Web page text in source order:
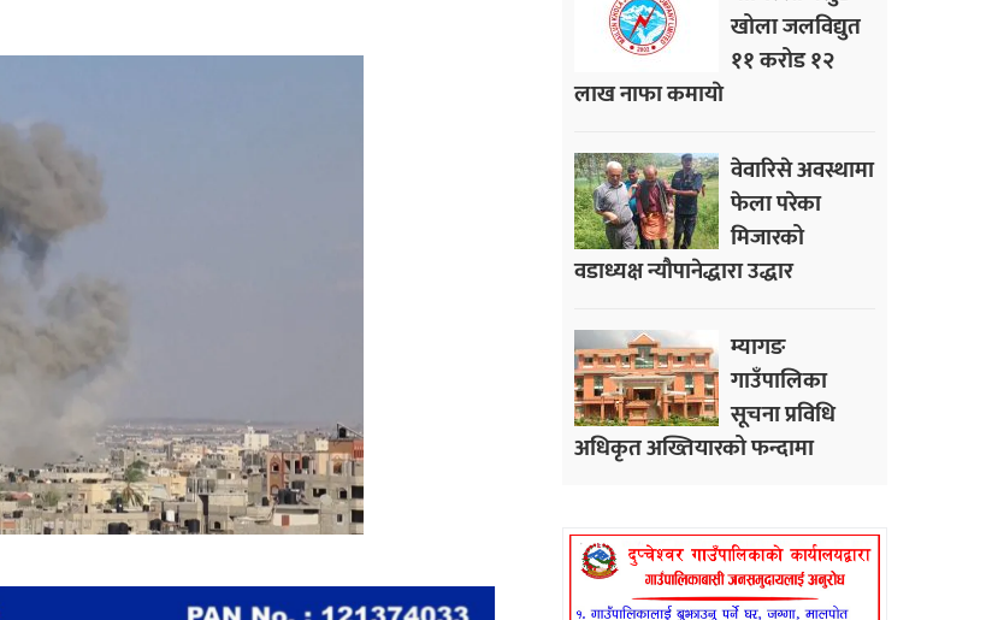
खोला जलविद्युत
११ करोड १२
लाख नाफा कमायाे
वेवारिसे अवस्थामा
फेला परेका
मिजारको
वडाध्यक्ष न्यौपानेद्धारा उद्धार
म्यागङ
गाउँपालिका
सूचना प्रविधि
अधिकृत अख्तियारको फन्दामा